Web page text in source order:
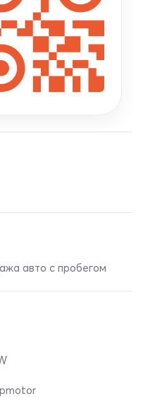
авто с пробегом